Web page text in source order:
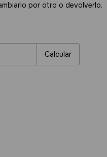
por otro o devolverlo.
Calcular